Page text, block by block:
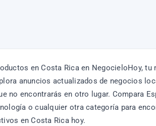
en Costa Rica en NegocieloHoy,
anuncios actualizados de negocios
no encontrarás en otro lugar. Compara
o cualquier otra categoría para
en Costa Rica hoy.